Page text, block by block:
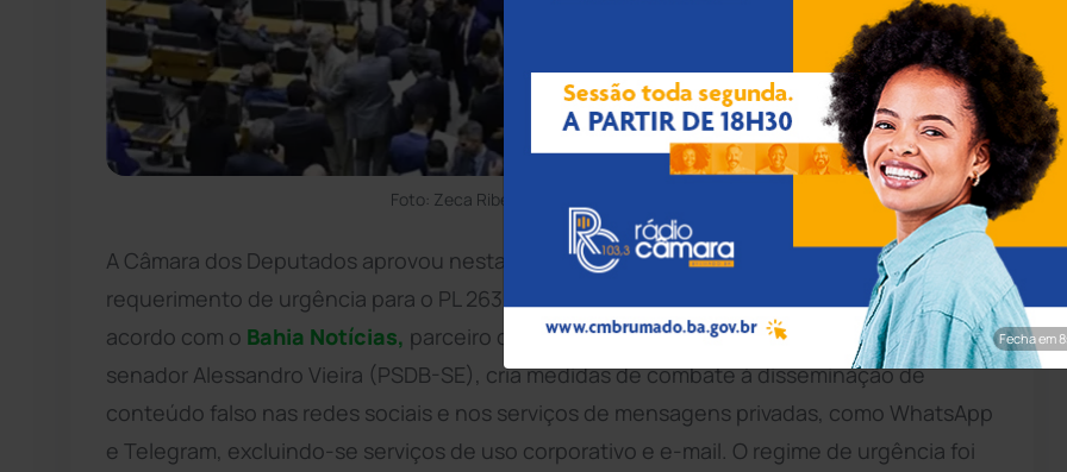
Foto: Zeca Ribeiro/Câmara dos Deputados
A Câmara dos Deputados aprovou nesta noite de terça-feira (25), por 238 votos a 192, o
requerimento de urgência para o PL 2630/20, conhecido como Projeto das Fake News. De
acordo com o Bahia Notícias, parceiro do Achei Sudoeste, o projeto, de autoria do
senador Alessandro Vieira (PSDB-SE), cria medidas de combate à disseminação de
conteúdo falso nas redes sociais e nos serviços de mensagens privadas, como WhatsApp
e Telegram, excluindo-se serviços de uso corporativo e e-mail. O regime de urgência foi
Fecha em